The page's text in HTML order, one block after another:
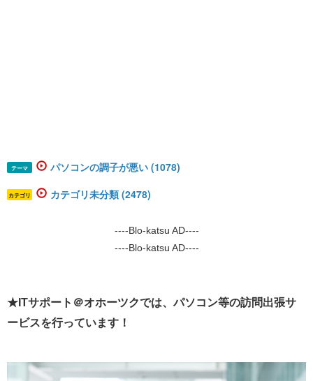
テーマ パソコンの調子が悪い (1078)
カテゴリ カテゴリ未分類 (2478)
----Blo-katsu AD----
----Blo-katsu AD----
★ITサポート＠オホーツクでは、パソコン等の訪問出張サ
ービスを行っています！